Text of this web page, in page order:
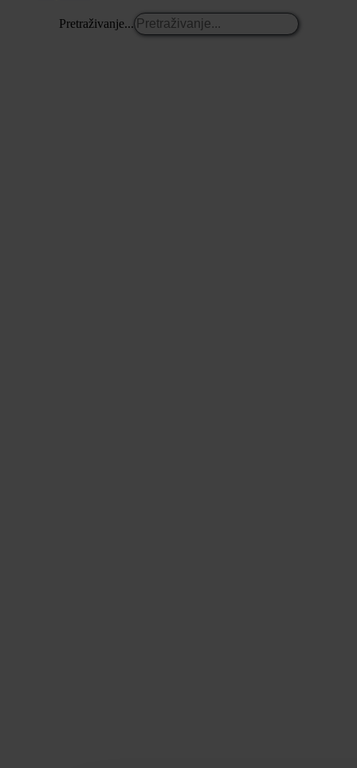
Pretraživanje...